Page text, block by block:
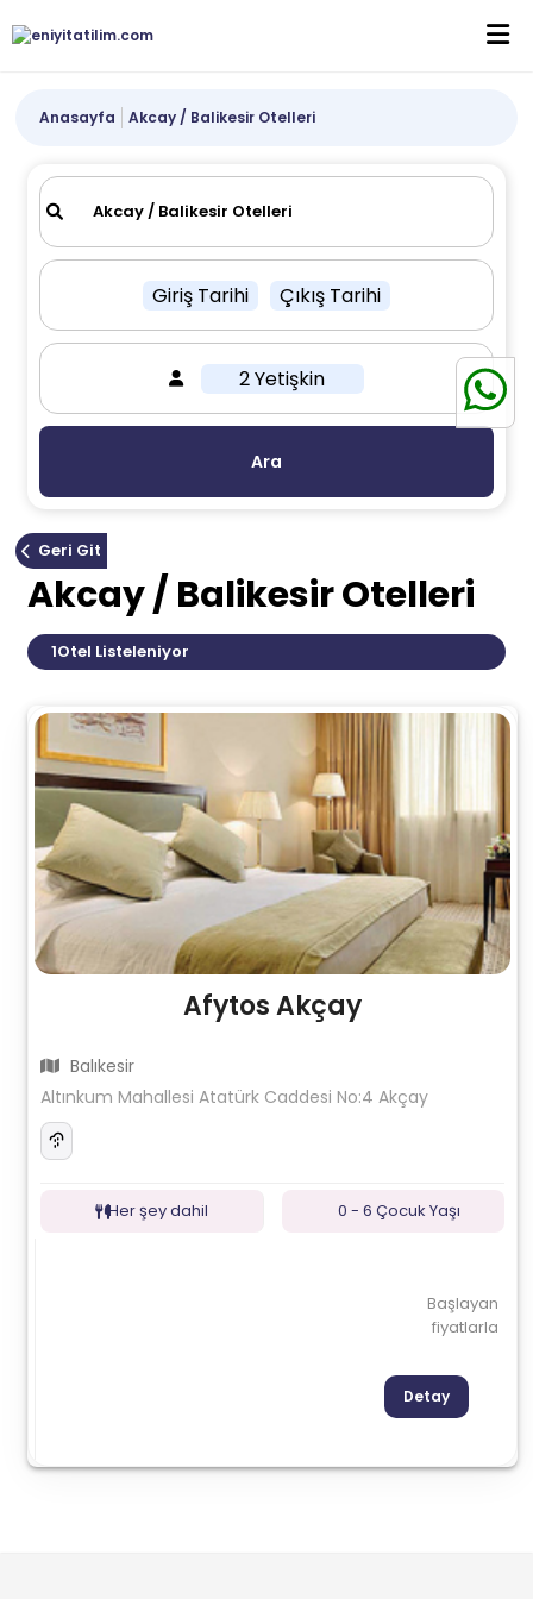
Anasayfa Akcay / Balikesir Otelleri
Giriş Tarihi Çıkış Tarihi
2 Yetişkin
Ara
Geri Git
Akcay / Balikesir Otelleri
1Otel Listeleniyor
Afytos Akçay
Balıkesir
Altınkum Mahallesi Atatürk Caddesi No:4 Akçay
Her şey dahil 0 - 6 Çocuk Yaşı
Başlayan
fiyatlarla
Detay